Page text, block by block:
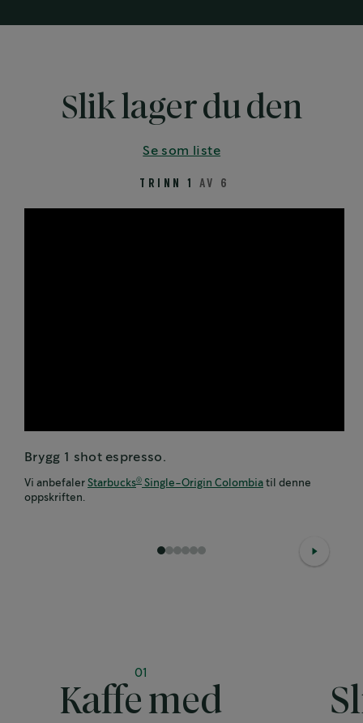
Slik lager du den
Se som liste
TRINN 1 AV 6
Brygg 1 shot espresso.
Vi anbefaler Starbucks® Single-Origin Colombia til denne
oppskriften.
1 2345
01
Kaffe med